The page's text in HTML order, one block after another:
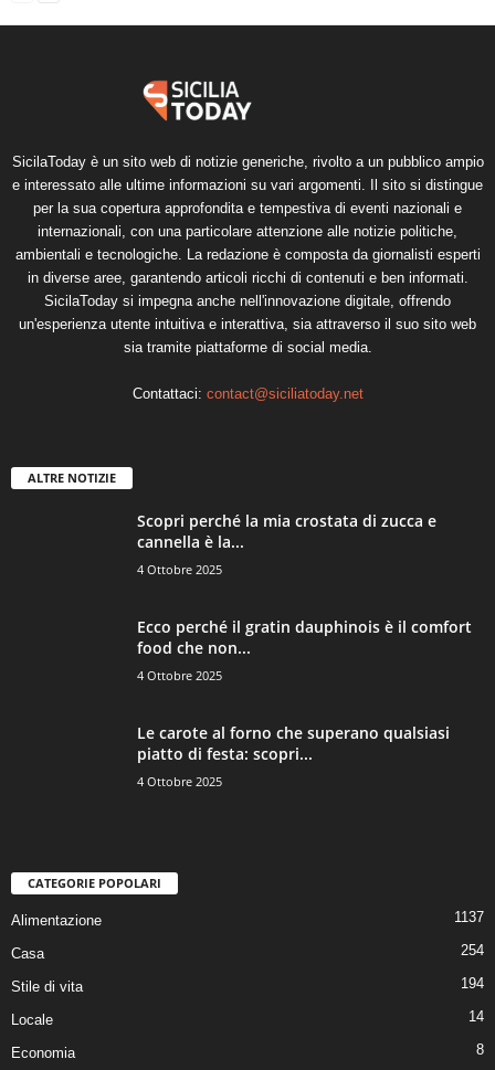
SicilaToday è un sito web di notizie generiche, rivolto a un pubblico ampio
e interessato alle ultime informazioni su vari argomenti. Il sito si distingue
per la sua copertura approfondita e tempestiva di eventi nazionali e
internazionali, con una particolare attenzione alle notizie politiche,
ambientali e tecnologiche. La redazione è composta da giornalisti esperti
in diverse aree, garantendo articoli ricchi di contenuti e ben informati.
SicilaToday si impegna anche nell'innovazione digitale, offrendo
un'esperienza utente intuitiva e interattiva, sia attraverso il suo sito web
sia tramite piattaforme di social media.
Contattaci: contact@siciliatoday.net
ALTRE NOTIZIE
Scopri perché la mia crostata di zucca e
cannella è la...
4 Ottobre 2025
Ecco perché il gratin dauphinois è il comfort
food che non...
4 Ottobre 2025
Le carote al forno che superano qualsiasi
piatto di festa: scopri...
4 Ottobre 2025
CATEGORIE POPOLARI
Alimentazione 1137
Casa 254
Stile di vita 194
Locale 14
Economia 8